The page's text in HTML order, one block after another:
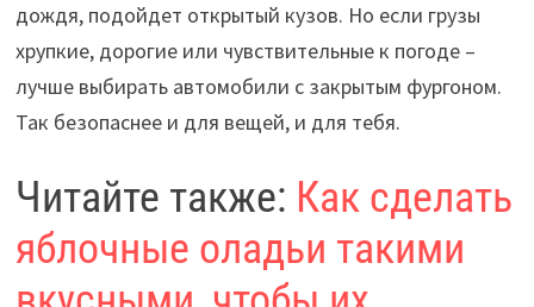
дождя, подойдет открытый кузов. Но если грузы
хрупкие, дорогие или чувствительные к погоде –
лучше выбирать автомобили с закрытым фургоном.
Так безопаснее и для вещей, и для тебя.
Читайте также: Как сделать
яблочные оладьи такими